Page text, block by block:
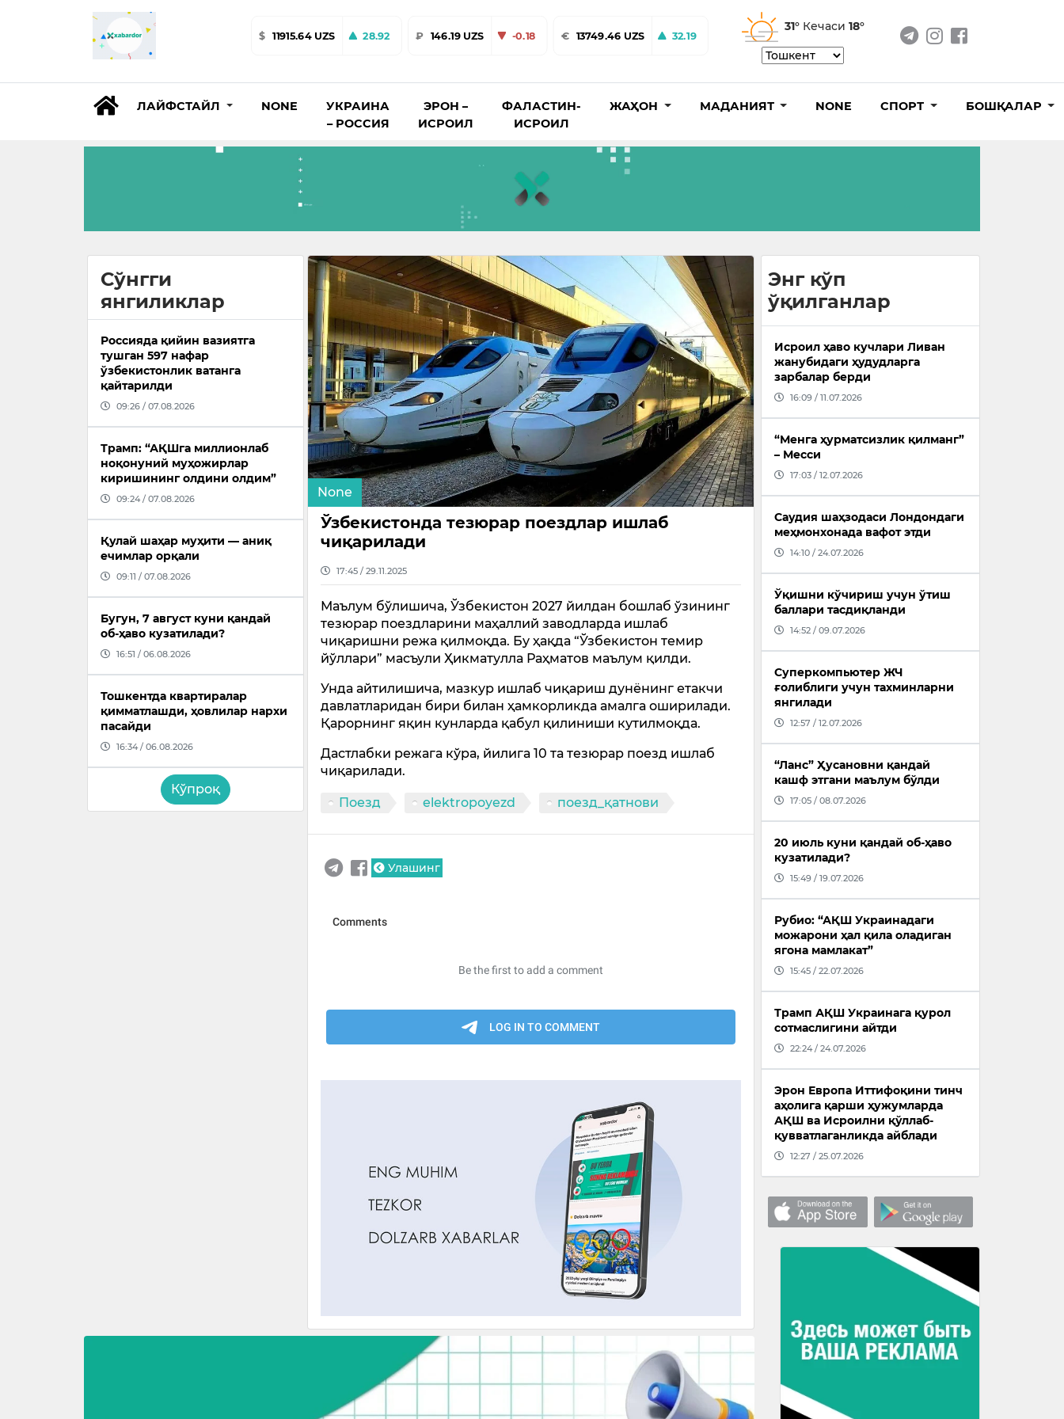
$ 11915.64 UZS 28.92 ₽ 146.19 UZS -0.18 € 13749.46 UZS 32.19
31° Кечаси 18°
ЛАЙФСТАЙЛ NONE
УКРАИНА
– РОССИЯ
ЭРОН –
ИСРОИЛ
ФАЛАСТИН-
ИСРОИЛ
ЖАҲОН МАДАНИЯТ NONE СПОРТ БОШҚАЛАР
Сўнгги
янгиликлар
Россияда қийин вазиятга
тушган 597 нафар
ўзбекистонлик ватанга
қайтарилди
09:26 / 07.08.2026
Трамп: “АҚШга миллионлаб
ноқонуний муҳожирлар
киришининг олдини олдим”
09:24 / 07.08.2026
Қулай шаҳар муҳити — аниқ
ечимлар орқали
09:11 / 07.08.2026
Бугун, 7 август куни қандай
об-ҳаво кузатилади?
16:51 / 06.08.2026
Тошкентда квартиралар
қимматлашди, ҳовлилар нархи
пасайди
16:34 / 06.08.2026
Кўпроқ
None
Ўзбекистонда тезюрар поездлар ишлаб
чиқарилади
17:45 / 29.11.2025
Маълум бўлишича, Ўзбекистон 2027 йилдан бошлаб ўзининг
тезюрар поездларини маҳаллий заводларда ишлаб
чиқаришни режа қилмоқда. Бу ҳақда “Ўзбекистон темир
йўллари” масъули Ҳикматулла Раҳматов маълум қилди.
Унда айтилишича, мазкур ишлаб чиқариш дунёнинг етакчи
давлатларидан бири билан ҳамкорликда амалга оширилади.
Қарорнинг яқин кунларда қабул қилиниши кутилмоқда.
Дастлабки режага кўра, йилига 10 та тезюрар поезд ишлаб
чиқарилади.
Поезд elektropoyezd поезд_қатнови
Улашинг
Энг кўп
ўқилганлар
Исроил ҳаво кучлари Ливан
жанубидаги ҳудудларга
зарбалар берди
16:09 / 11.07.2026
“Менга ҳурматсизлик қилманг”
– Месси
17:03 / 12.07.2026
Саудия шаҳзодаси Лондондаги
меҳмонхонада вафот этди
14:10 / 24.07.2026
Ўқишни кўчириш учун ўтиш
баллари тасдиқланди
14:52 / 09.07.2026
Суперкомпьютер ЖЧ
ғолиблиги учун тахминларни
янгилади
12:57 / 12.07.2026
“Ланс” Ҳусановни қандай
кашф этгани маълум бўлди
17:05 / 08.07.2026
20 июль куни қандай об-ҳаво
кузатилади?
15:49 / 19.07.2026
Рубио: “АҚШ Украинадаги
можарони ҳал қила оладиган
ягона мамлакат”
15:45 / 22.07.2026
Трамп АҚШ Украинага қурол
сотмаслигини айтди
22:24 / 24.07.2026
Эрон Европа Иттифоқини тинч
аҳолига қарши ҳужумларда
АҚШ ва Исроилни қўллаб-
қувватлаганликда айблади
12:27 / 25.07.2026